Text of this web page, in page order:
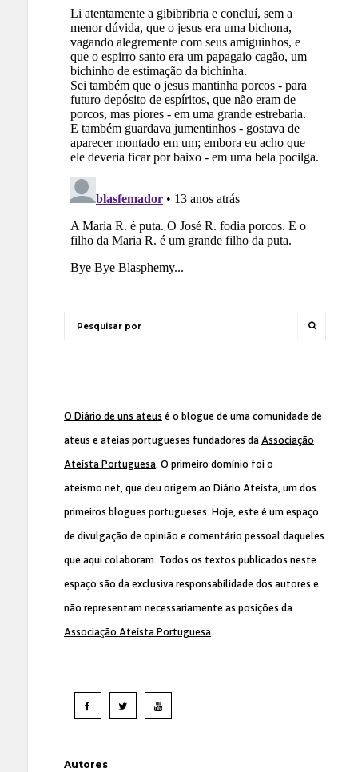
O Diário de uns ateus é o blogue de uma comunidade de
ateus e ateias portugueses fundadores da Associação
Ateísta Portuguesa. O primeiro domínio foi o
ateismo.net, que deu origem ao Diário Ateísta, um dos
primeiros blogues portugueses. Hoje, este é um espaço
de divulgação de opinião e comentário pessoal daqueles
que aqui colaboram. Todos os textos publicados neste
espaço são da exclusiva responsabilidade dos autores e
não representam necessariamente as posições da
Associação Ateísta Portuguesa.
Autores